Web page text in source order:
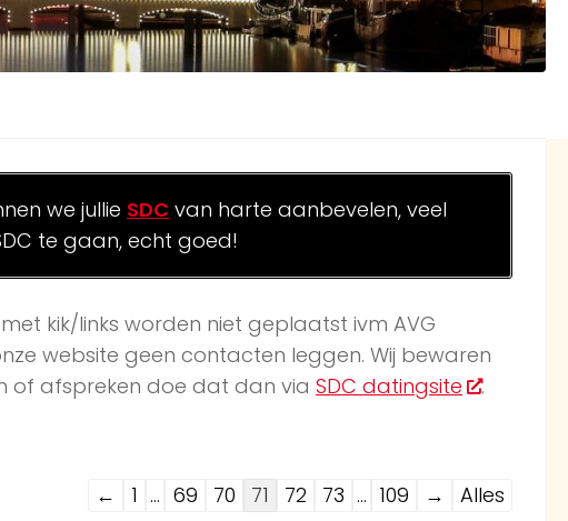
we jullie SDC van harte aanbevelen, veel
te gaan, echt goed!
kik/links worden niet geplaatst ivm AVG
website geen contacten leggen. Wij bewaren
of afspreken doe dat dan via SDC datingsite .
Navigatie
← 1 ... 69 70 71 72 73 ... 109 →
Alles